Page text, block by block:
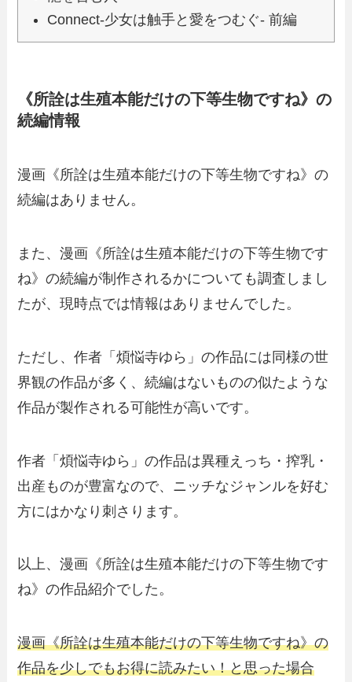
Connect-少女は触手と愛をつむぐ- 前編
《所詮は生殖本能だけの下等生物ですね》の
続編情報
漫画《所詮は生殖本能だけの下等生物ですね》の
続編はありません。
また、漫画《所詮は生殖本能だけの下等生物です
ね》の続編が制作されるかについても調査しまし
たが、現時点では情報はありませんでした。
ただし、作者「煩悩寺ゆら」の作品には同様の世
界観の作品が多く、続編はないものの似たような
作品が製作される可能性が高いです。
作者「煩悩寺ゆら」の作品は異種えっち・搾乳・
出産ものが豊富なので、ニッチなジャンルを好む
方にはかなり刺さります。
以上、漫画《所詮は生殖本能だけの下等生物です
ね》の作品紹介でした。
漫画《所詮は生殖本能だけの下等生物ですね》の
作品を少しでもお得に読みたい！と思った場合